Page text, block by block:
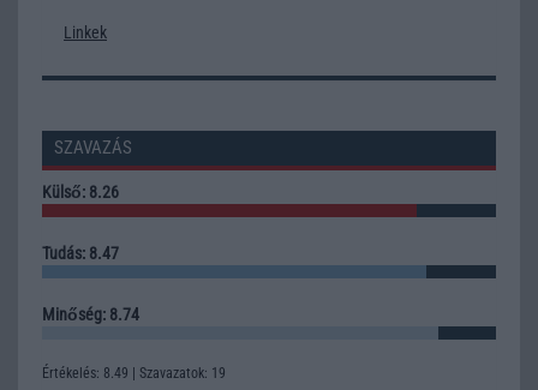
Linkek
SZAVAZÁS
Külső: 8.26
Tudás: 8.47
Minőség: 8.74
Értékelés: 8.49 | Szavazatok: 19